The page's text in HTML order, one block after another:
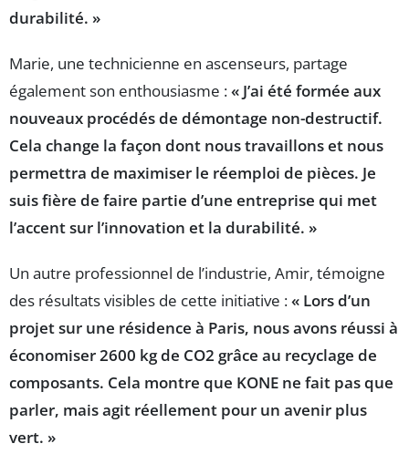
durabilité. »
Marie, une technicienne en ascenseurs, partage
également son enthousiasme :« J’ai été formée aux
nouveaux procédés de démontage non-destructif.
Cela change la façon dont nous travaillons et nous
permettra de maximiser le réemploi de pièces. Je
suis fière de faire partie d’une entreprise qui met
l’accent sur l’innovation et la durabilité. »
Un autre professionnel de l’industrie, Amir, témoigne
des résultats visibles de cette initiative :« Lors d’un
projet sur une résidence à Paris, nous avons réussi à
économiser 2600 kg de CO2 grâce au recyclage de
composants. Cela montre que KONE ne fait pas que
parler, mais agit réellement pour un avenir plus
vert. »